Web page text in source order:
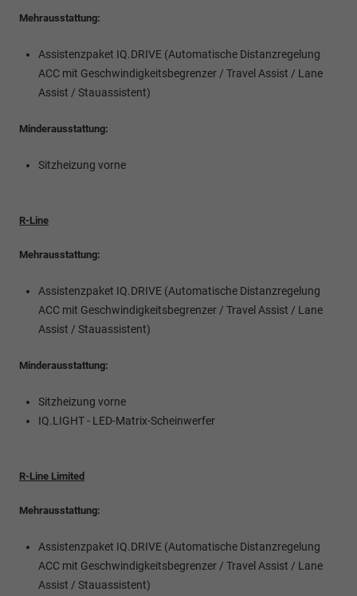
Mehrausstattung:
Assistenzpaket IQ.DRIVE (Automatische Distanzregelung
ACC mit Geschwindigkeitsbegrenzer / Travel Assist / Lane
Assist / Stauassistent)
Minderausstattung:
Sitzheizung vorne
R-Line
Mehrausstattung:
Assistenzpaket IQ.DRIVE (Automatische Distanzregelung
ACC mit Geschwindigkeitsbegrenzer / Travel Assist / Lane
Assist / Stauassistent)
Minderausstattung:
Sitzheizung vorne
IQ.LIGHT - LED-Matrix-Scheinwerfer
R-Line Limited
Mehrausstattung:
Assistenzpaket IQ.DRIVE (Automatische Distanzregelung
ACC mit Geschwindigkeitsbegrenzer / Travel Assist / Lane
Assist / Stauassistent)